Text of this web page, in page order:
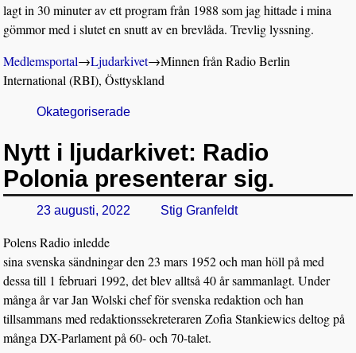
lagt in 30 minuter av ett program från 1988 som jag hittade i mina
gömmor med i slutet en snutt av en brevlåda. Trevlig lyssning.
Medlemsportal→Ljudarkivet→Minnen från Radio Berlin
International (RBI), Östtyskland
Okategoriserade
Nytt i ljudarkivet: Radio
Polonia presenterar sig.
23 augusti, 2022 Stig Granfeldt
Polens Radio inledde
sina svenska sändningar den 23 mars 1952 och man höll på med
dessa till 1 februari 1992, det blev alltså 40 år sammanlagt. Under
många år var Jan Wolski chef för svenska redaktion och han
tillsammans med redaktionssekreteraren Zofia Stankiewics deltog på
många DX-Parlament på 60- och 70-talet.